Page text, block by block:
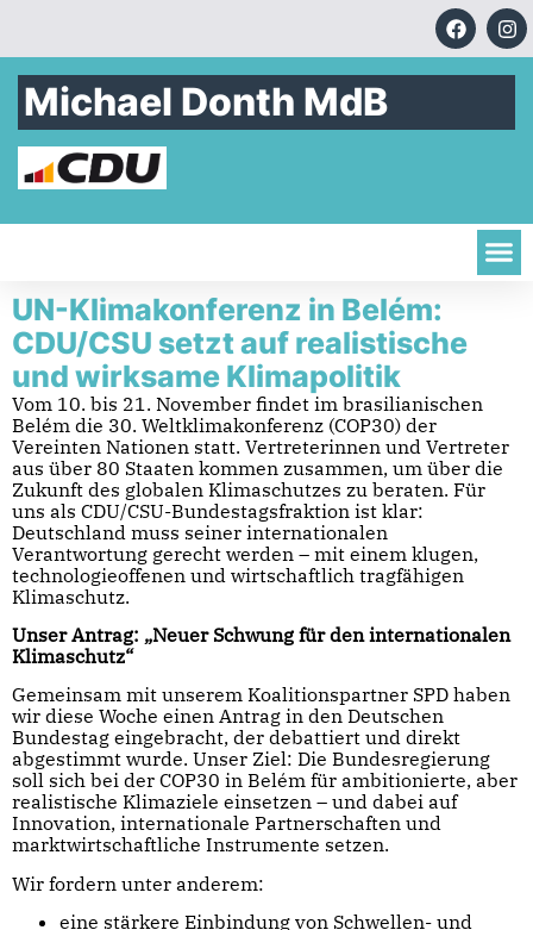
Michael Donth MdB
UN-Klimakonferenz in Belém:
CDU/CSU setzt auf realistische
und wirksame Klimapolitik
Vom 10. bis 21. November findet im brasilianischen
Belém die 30. Weltklimakonferenz (COP30) der
Vereinten Nationen statt. Vertreterinnen und Vertreter
aus über 80 Staaten kommen zusammen, um über die
Zukunft des globalen Klimaschutzes zu beraten. Für
uns als CDU/CSU-Bundestagsfraktion ist klar:
Deutschland muss seiner internationalen
Verantwortung gerecht werden – mit einem klugen,
technologieoffenen und wirtschaftlich tragfähigen
Klimaschutz.
Unser Antrag: „Neuer Schwung für den internationalen
Klimaschutz“
Gemeinsam mit unserem Koalitionspartner SPD haben
wir diese Woche einen Antrag in den Deutschen
Bundestag eingebracht, der debattiert und direkt
abgestimmt wurde. Unser Ziel: Die Bundesregierung
soll sich bei der COP30 in Belém für ambitionierte, aber
realistische Klimaziele einsetzen – und dabei auf
Innovation, internationale Partnerschaften und
marktwirtschaftliche Instrumente setzen.
Wir fordern unter anderem:
eine stärkere Einbindung von Schwellen- und